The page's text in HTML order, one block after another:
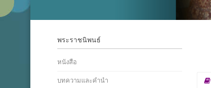
พระราชนิพนธ์
หนังสือ
บทความและคำนำ